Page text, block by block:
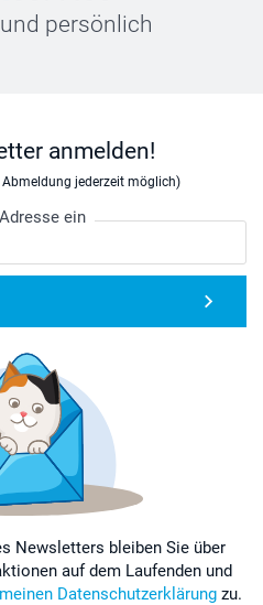
persönlich
anmelden!
jederzeit möglich)
ein
Newsletters bleiben Sie über
auf dem Laufenden und
Datenschutzerklärung zu.